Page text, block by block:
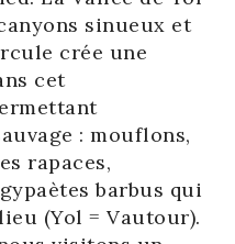
sinueux et
crée une
cet
: mouflons,
rapaces,
barbus qui
(Yol = Vautour).